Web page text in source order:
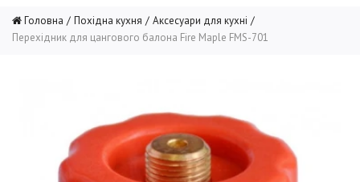
Головна Похідна кухня
Аксесуари для кухні
Перехідник для цангового балона Fire Maple FMS-701